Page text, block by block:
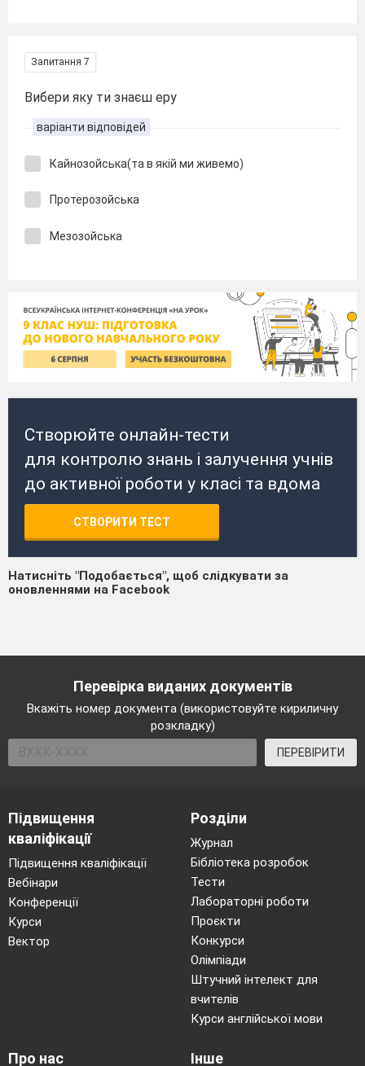
Запитання 7
Вибери яку ти знаєш еру
варіанти відповідей
Кайнозойська(та в якій ми живемо)
Протерозойська
Мезозойська
Створюйте онлайн-тести
для контролю знань і залучення учнів
до активної роботи у класі та вдома
СТВОРИТИ ТЕСТ
Натисніть "Подобається", щоб слідкувати за
оновленнями на Facebook
Перевірка виданих документів
Вкажіть номер документа (використовуйте кириличну
розкладку)
ПЕРЕВІРИТИ
Підвищення
кваліфікації
Підвищення кваліфікації
Вебінари
Конференції
Курси
Вектор
Розділи
Журнал
Бібліотека розробок
Тести
Лабораторні роботи
Проєкти
Конкурси
Олімпіади
Штучний інтелект для
вчителів
Курси англійської мови
Про нас Інше